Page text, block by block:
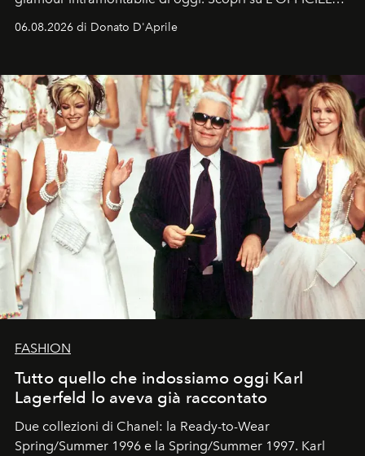
Italia la sua style evolution.
06.08.2026 di Donato D'Aprile
FASHION
Tutto quello che indossiamo oggi Karl
Lagerfeld lo aveva già raccontato
Due collezioni di Chanel: la Ready-to-Wear
Spring/Summer 1996 e la Spring/Summer 1997. Karl